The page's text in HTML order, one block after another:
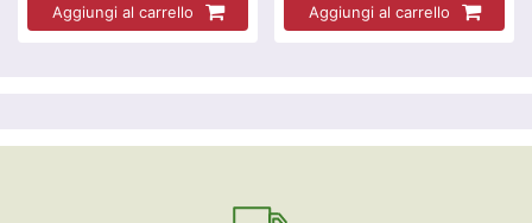
Aggiungi al carrello Aggiungi al carrello